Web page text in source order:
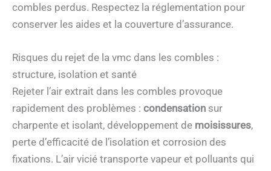
combles perdus. Respectez la réglementation pour
conserver les aides et la couverture d’assurance.
Risques du rejet de la vmc dans les combles :
structure, isolation et santé
Rejeter l’air extrait dans les combles provoque
rapidement des problèmes : condensation sur
charpente et isolant, développement de moisissures,
perte d’efficacité de l’isolation et corrosion des
fixations. L’air vicié transporte vapeur et polluants qui